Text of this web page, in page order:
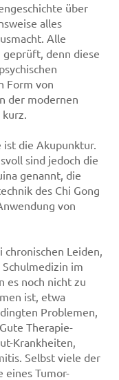
über
alles
Alle
denn diese
Form von
der modernen
ist die Akupunktur.
sind jedoch die
genannt, die
des Chi Gong
von
chronischen Leiden,
im
es noch nicht zu
ist, etwa
Problemen,
Therapie-
Krankheiten,
Selbst viele der
eines Tumor-